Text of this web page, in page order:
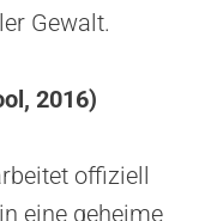
Gewalt.
2016)
offiziell
eine geheime